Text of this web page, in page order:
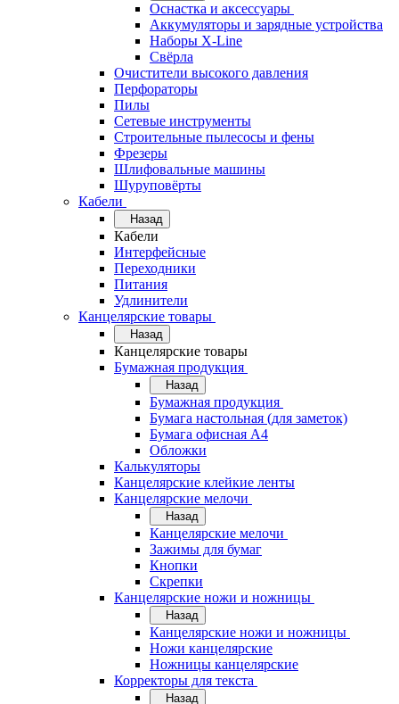
Оснастка и аксессуары
Аккумуляторы и зарядные устройства
Наборы X-Line
Свёрла
Очистители высокого давления
Перфораторы
Пилы
Сетевые инструменты
Строительные пылесосы и фены
Фрезеры
Шлифовальные машины
Шуруповёрты
Кабели
Назад
Кабели
Интерфейсные
Переходники
Питания
Удлинители
Канцелярские товары
Назад
Канцелярские товары
Бумажная продукция
Назад
Бумажная продукция
Бумага настольная (для заметок)
Бумага офисная А4
Обложки
Калькуляторы
Канцелярские клейкие ленты
Канцелярские мелочи
Назад
Канцелярские мелочи
Зажимы для бумаг
Кнопки
Скрепки
Канцелярские ножи и ножницы
Назад
Канцелярские ножи и ножницы
Ножи канцелярские
Ножницы канцелярские
Корректоры для текста
Назад